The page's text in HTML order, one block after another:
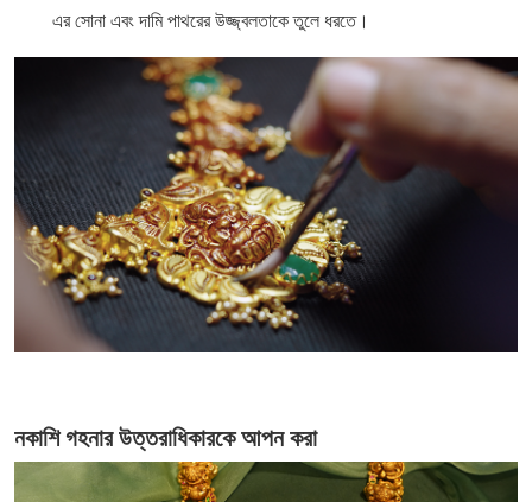
এর সোনা এবং দামি পাথরের উজ্জ্বলতাকে তুলে ধরতে।
নকাশি গহনার উত্তরাধিকারকে আপন করা